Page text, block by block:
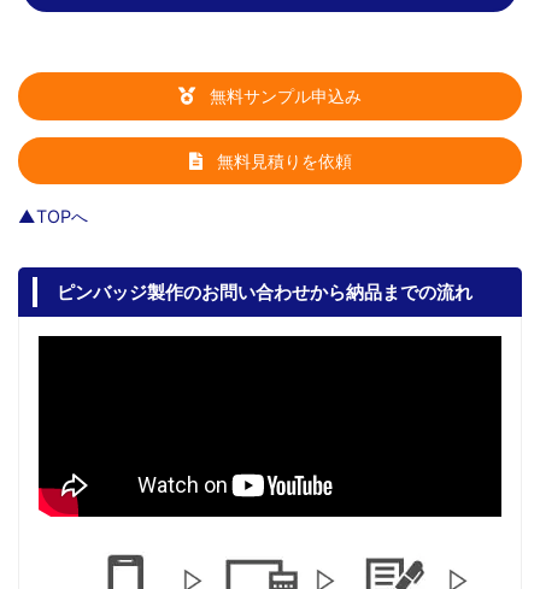
無料サンプル申込み
無料見積りを依頼
▲TOPへ
ピンバッジ製作のお問い合わせから納品までの流れ